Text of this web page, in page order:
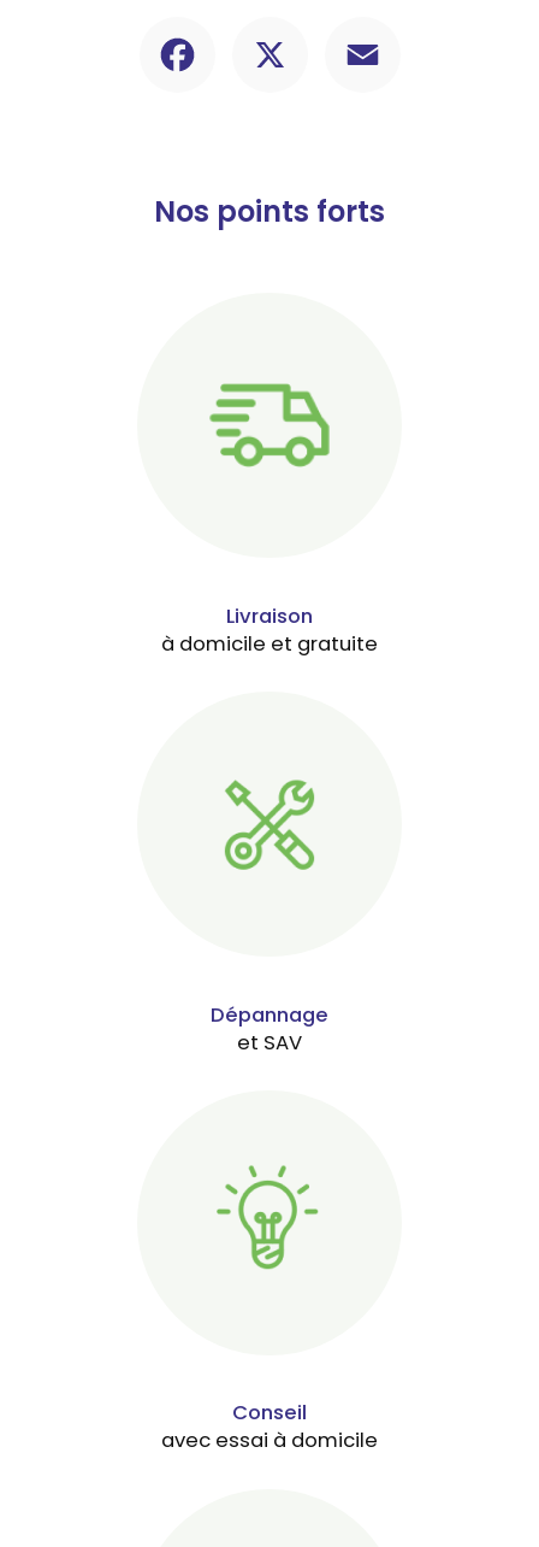
Nos points forts
Livraison
à domicile et gratuite
Dépannage
et SAV
Conseil
avec essai à domicile